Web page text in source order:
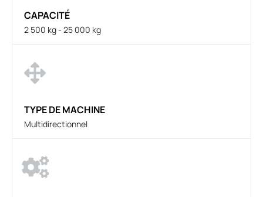
CAPACITÉ
2 500 kg - 25 000 kg
TYPE DE MACHINE
Multidirectionnel